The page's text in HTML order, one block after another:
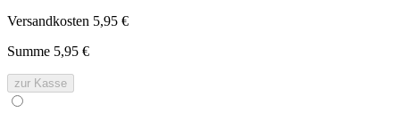
Versandkosten 5,95 €
Summe 5,95 €
zur Kasse